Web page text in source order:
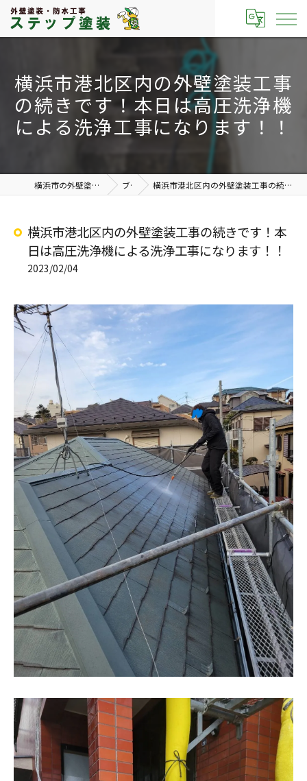
横浜市港北区内の外壁塗装工事
の続きです！本日は高圧洗浄機
による洗浄工事になります！！
横浜市の外壁塗装なら有限会社ステップ塗装 ブログ 横浜市港北区内の外壁塗装工事の続きです！本日は高圧洗浄機による洗浄工事になります！！
横浜市港北区内の外壁塗装工事の続きです！本
日は高圧洗浄機による洗浄工事になります！！
2023/02/04